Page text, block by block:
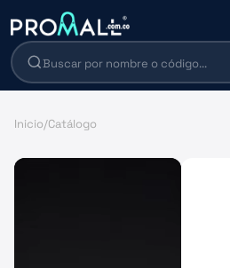
Inicio/Catálogo